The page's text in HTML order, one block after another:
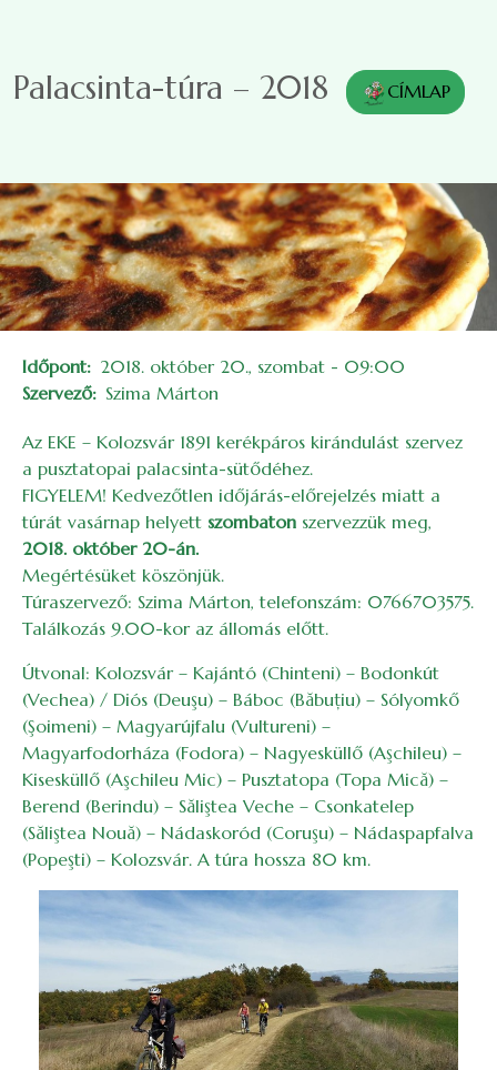
Palacsinta-túra – 2018 CÍMLAP
Időpont
2018. október 20., szombat - 09:00
Szervező
Szima Márton
Az EKE – Kolozsvár 1891 kerékpáros kirándulást szervez
a pusztatopai palacsinta-sütődéhez.
FIGYELEM! Kedvezőtlen időjárás-előrejelzés miatt a
túrát vasárnap helyett szombaton szervezzük meg,
2018. október 20-án.
Megértésüket köszönjük.
Túraszervező: Szima Márton, telefonszám: 0766703575.
Találkozás 9.00-kor az állomás előtt.
Útvonal: Kolozsvár – Kajántó (Chinteni) – Bodonkút
(Vechea) / Diós (Deuşu) – Báboc (Băbuţiu) – Sólyomkő
(Şoimeni) – Magyarújfalu (Vultureni) –
Magyarfodorháza (Fodora) – Nagyesküllő (Aşchileu) –
Kisesküllő (Aşchileu Mic) – Pusztatopa (Topa Mică) –
Berend (Berindu) – Săliştea Veche – Csonkatelep
(Săliştea Nouă) – Nádaskoród (Coruşu) – Nádaspapfalva
(Popeşti) – Kolozsvár. A túra hossza 80 km.
Image